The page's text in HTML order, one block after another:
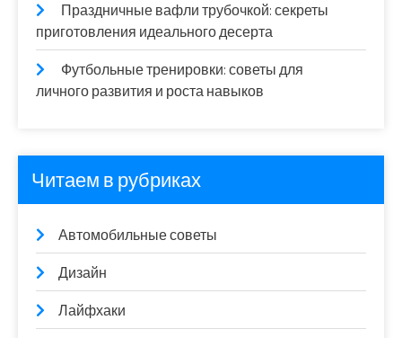
Праздничные вафли трубочкой: секреты
приготовления идеального десерта
Футбольные тренировки: советы для
личного развития и роста навыков
Читаем в рубриках
Автомобильные советы
Дизайн
Лайфхаки